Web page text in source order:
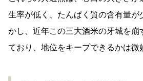
生率が低く、たんぱく質の含有量が
かし、近年この三大酒米の牙城を崩
ており、地位をキープできるかは微